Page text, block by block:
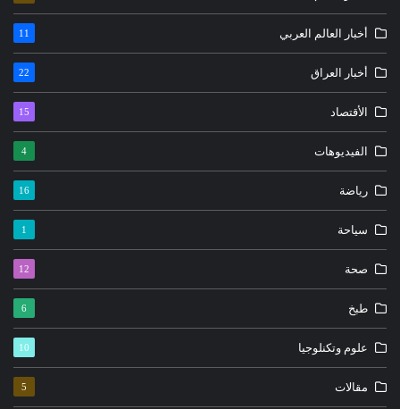
أخبار العالم العربي 11
أخبار العراق 22
الأقتصاد 15
الفيديوهات 4
رياضة 16
سياحة 1
صحة 12
طبخ 6
علوم وتكنلوجيا 10
مقالات 5